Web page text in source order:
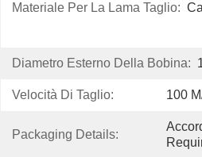
Materiale Per La Lama Taglio:
Diametro Esterno Della Bobina:
Velocità Di Taglio: 100
Packaging Details: